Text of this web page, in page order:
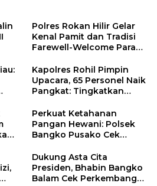
Polres Rokan Hilir Gelar
Kenal Pamit dan Tradisi
Farewell-Welcome Parade
Faroqi Resmi Menjabat
Kapolres Rohil Pimpin
Upacara, 65 Personel Naik
Pangkat: Tingkatkan
Pelayanan
Perkuat Ketahanan
Pangan Hewani: Polsek
Bangko Pusako Cek
Bangko Makmur
Dukung Asta Cita
Presiden, Bhabin Bangko
Balam Cek Perkembangan